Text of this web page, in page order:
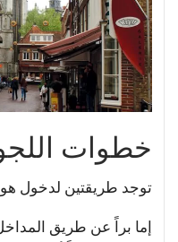
خطوات
توجد طريقتين لدخول
إما براً عن طريق